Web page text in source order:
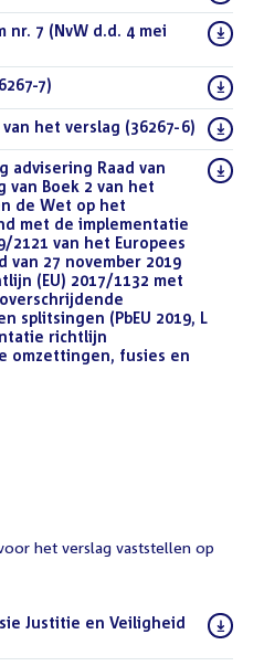
7 (NvW d.d. 4 mei
7)
het verslag (36267-6) (PDF)
advisering Raad van
van Boek 2 van het
de Wet op het
met de implementatie
2121 van het Europees
van 27 november 2019
(EU) 2017/1132 met
splitsingen (PbEU 2019, L
richtlijn
omzettingen, fusies en
het verslag vaststellen op
Justitie en Veiligheid